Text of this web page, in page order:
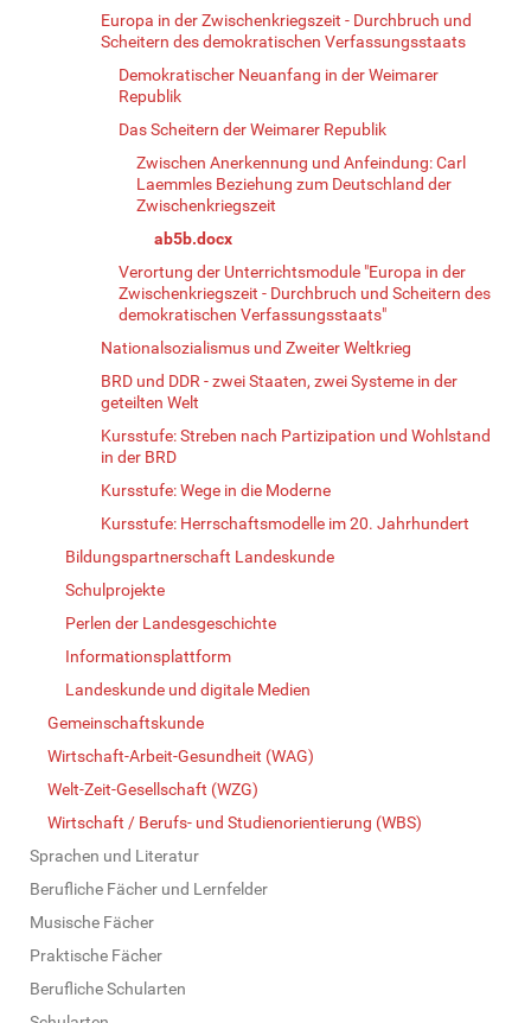
Europa in der Zwischenkriegszeit - Durchbruch und
Scheitern des demokratischen Verfassungsstaats
Demokratischer Neuanfang in der Weimarer
Republik
Das Scheitern der Weimarer Republik
Zwischen Anerkennung und Anfeindung: Carl
Laemmles Beziehung zum Deutschland der
Zwischenkriegszeit
ab5b.docx
Verortung der Unterrichtsmodule "Europa in der
Zwischenkriegszeit - Durchbruch und Scheitern des
demokratischen Verfassungsstaats"
Nationalsozialismus und Zweiter Weltkrieg
BRD und DDR - zwei Staaten, zwei Systeme in der
geteilten Welt
Kursstufe: Streben nach Partizipation und Wohlstand
in der BRD
Kursstufe: Wege in die Moderne
Kursstufe: Herrschaftsmodelle im 20. Jahrhundert
Bildungspartnerschaft Landeskunde
Schulprojekte
Perlen der Landesgeschichte
Informationsplattform
Landeskunde und digitale Medien
Gemeinschaftskunde
Wirtschaft-Arbeit-Gesundheit (WAG)
Welt-Zeit-Gesellschaft (WZG)
Wirtschaft / Berufs- und Studienorientierung (WBS)
Sprachen und Literatur
Berufliche Fächer und Lernfelder
Musische Fächer
Praktische Fächer
Berufliche Schularten